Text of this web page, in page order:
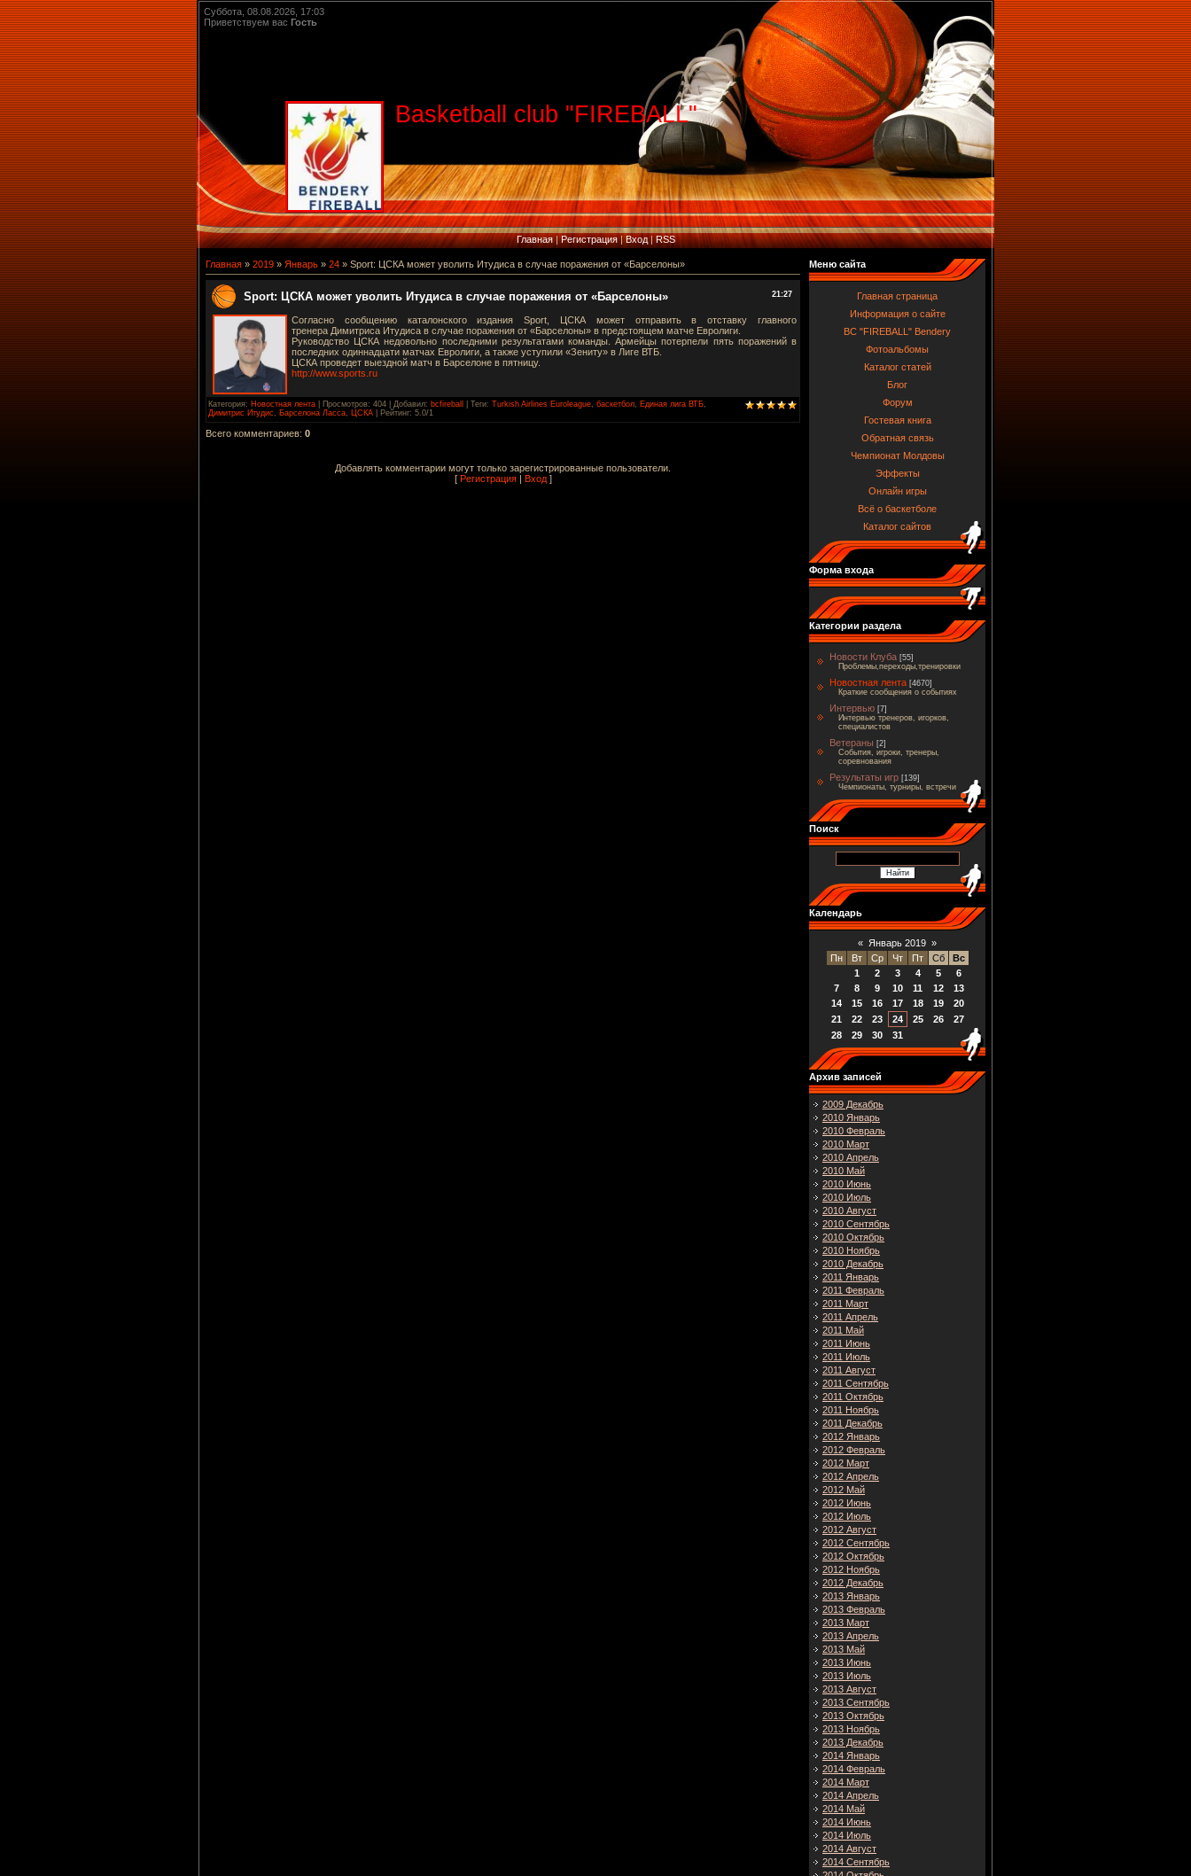
Суббота, 08.08.2026, 17:03
Приветствуем вас Гость
Basketball club "FIREBALL"
Главная|Регистрация|Вход|RSS
Главная » 2019 » Январь » 24 » Sport: ЦСКА может уволить Итудиса в случае поражения от «Барселоны»
21:27
Sport: ЦСКА может уволить Итудиса в случае поражения от «Барселоны»
Согласно сообщению каталонского издания Sport, ЦСКА может отправить в отставку главного
тренера Димитриса Итудиса в случае поражения от «Барселоны» в предстоящем матче Евролиги.
Руководство ЦСКА недовольно последними результатами команды. Армейцы потерпели пять поражений в
последних одиннадцати матчах Евролиги, а также уступили «Зениту» в Лиге ВТБ.
ЦСКА проведет выездной матч в Барселоне в пятницу.
http://www.sports.ru
Категория: Новостная лента Просмотров: 404 | Добавил: bcfireball Теги: Turkish Airlines Euroleague баскетбол Единая лига ВТБ
Димитрис Итудис
Барселона Ласса ЦСКА Рейтинг: 5.0/1
Всего комментариев: 0
Добавлять комментарии могут только зарегистрированные пользователи.
[ Регистрация| Вход]
Меню сайта
Главная страница
Информация о сайте
BC "FIREBALL" Bendery
Фотоальбомы
Каталог статей
Блог
Форум
Гостевая книга
Обратная связь
Чемпионат Молдовы
Эффекты
Онлайн игры
Всё о баскетболе
Каталог сайтов
Форма входа
Категории раздела
Новости Клуба [55]
Проблемы,переходы,тренировки
Новостная лента [4670]
Краткие сообщения о событиях
Интервью [7]
Интервью тренеров, игорков,
специалистов
Ветераны [2]
События, игроки, тренеры,
соревнования
Результаты игр [139]
Чемпионаты, турниры, встречи
Поиск
Календарь
« Январь 2019 »
Пн
Вт Ср Чт Пт Сб
Вс
1
2 3 4 5
6
7
8 9 10 11 12
13
14
15 16 17 18 19
20
21
22 23 24 25 26
27
28
29 30 31
Архив записей
2009 Декабрь
2010 Январь
2010 Февраль
2010 Март
2010 Апрель
2010 Май
2010 Июнь
2010 Июль
2010 Август
2010 Сентябрь
2010 Октябрь
2010 Ноябрь
2010 Декабрь
2011 Январь
2011 Февраль
2011 Март
2011 Апрель
2011 Май
2011 Июнь
2011 Июль
2011 Август
2011 Сентябрь
2011 Октябрь
2011 Ноябрь
2011 Декабрь
2012 Январь
2012 Февраль
2012 Март
2012 Апрель
2012 Май
2012 Июнь
2012 Июль
2012 Август
2012 Сентябрь
2012 Октябрь
2012 Ноябрь
2012 Декабрь
2013 Январь
2013 Февраль
2013 Март
2013 Апрель
2013 Май
2013 Июнь
2013 Июль
2013 Август
2013 Сентябрь
2013 Октябрь
2013 Ноябрь
2013 Декабрь
2014 Январь
2014 Февраль
2014 Март
2014 Апрель
2014 Май
2014 Июнь
2014 Июль
2014 Август
2014 Сентябрь